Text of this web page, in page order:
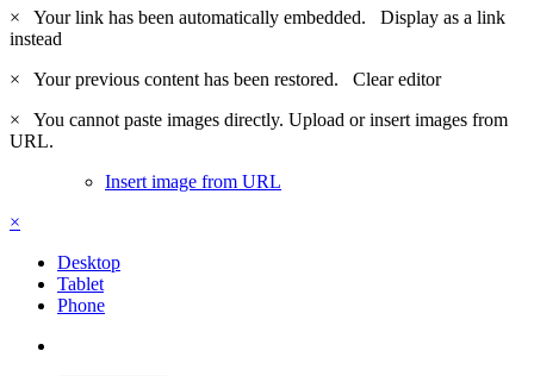
×
Your link has been automatically embedded. Display as a link
instead
×
Your previous content has been restored. Clear editor
×
You cannot paste images directly. Upload or insert images from
URL.
Insert image from URL
×
Desktop
Tablet
Phone